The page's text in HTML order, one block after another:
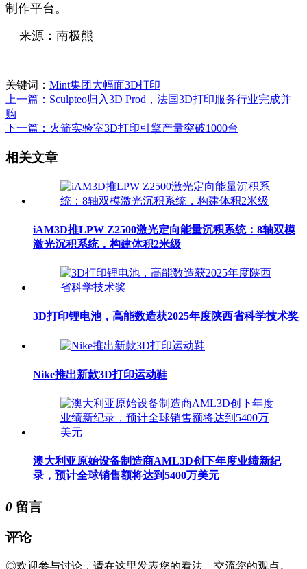
制作平台。
来源：南极熊
关键词： Mint集团 大幅面3D打印
上一篇：Sculpteo归入3D Prod，法国3D打印服务行业完成并
购
下一篇：火箭实验室3D打印引擎产量突破1000台
相关文章
iAM3D推LPW Z2500激光定向能量沉积系统：8轴双模
激光沉积系统，构建体积2米级
3D打印锂电池，高能数造获2025年度陕西省科学技术奖
Nike推出新款3D打印运动鞋
澳大利亚原始设备制造商AML3D创下年度业绩新纪
录，预计全球销售额将达到5400万美元
0 留言
评论
◎欢迎参与讨论，请在这里发表您的看法、交流您的观点。